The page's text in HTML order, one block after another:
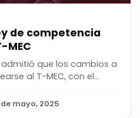
de competencia
MEC
admitió que los cambios a
al T-MEC, con el...
mayo, 2025